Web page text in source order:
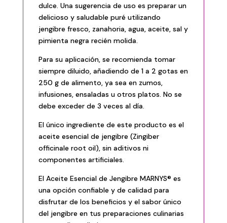
dulce. Una sugerencia de uso es preparar un
delicioso y saludable puré utilizando
jengibre fresco, zanahoria, agua, aceite, sal y
pimienta negra recién molida.
Para su aplicación, se recomienda tomar
siempre diluido, añadiendo de 1 a 2 gotas en
250 g de alimento, ya sea en zumos,
infusiones, ensaladas u otros platos. No se
debe exceder de 3 veces al día.
El único ingrediente de este producto es el
aceite esencial de jengibre (Zingiber
officinale root oil), sin aditivos ni
componentes artificiales.
El Aceite Esencial de Jengibre MARNYS® es
una opción confiable y de calidad para
disfrutar de los beneficios y el sabor único
del jengibre en tus preparaciones culinarias